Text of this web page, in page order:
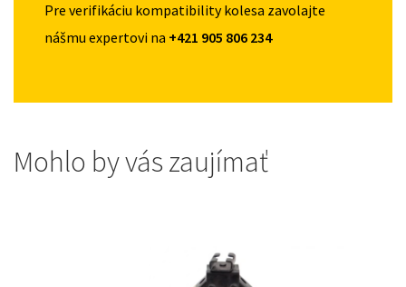
Pre verifikáciu kompatibility kolesa zavolajte
nášmu expertovi na +421 905 806 234
Mohlo by vás zaujímať